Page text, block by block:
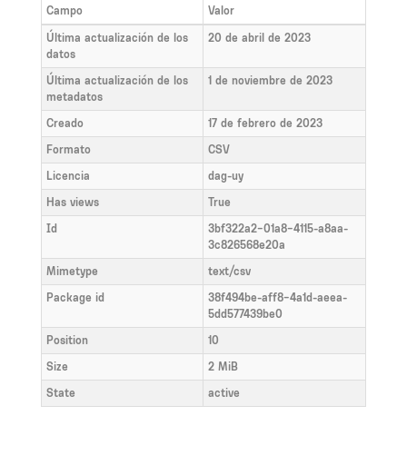
Campo
Valor
Última actualización de los
datos
20 de abril de 2023
Última actualización de los
metadatos
1 de noviembre de 2023
Creado
17 de febrero de 2023
Formato
CSV
Licencia
dag-uy
Has views
True
Id
3bf322a2-01a8-4115-a8aa-
3c826568e20a
Mimetype
text/csv
Package id
38f494be-aff8-4a1d-aeea-
5dd577439be0
Position
10
Size
2 MiB
State
active